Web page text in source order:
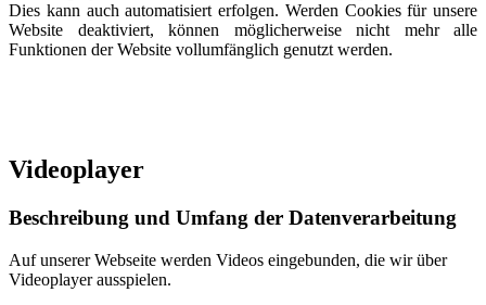
Dies kann auch automatisiert erfolgen. Werden Cookies für unsere
Website deaktiviert, können möglicherweise nicht mehr alle
Funktionen der Website vollumfänglich genutzt werden.
Videoplayer
Beschreibung und Umfang der Datenverarbeitung
Auf unserer Webseite werden Videos eingebunden, die wir über
Videoplayer ausspielen.